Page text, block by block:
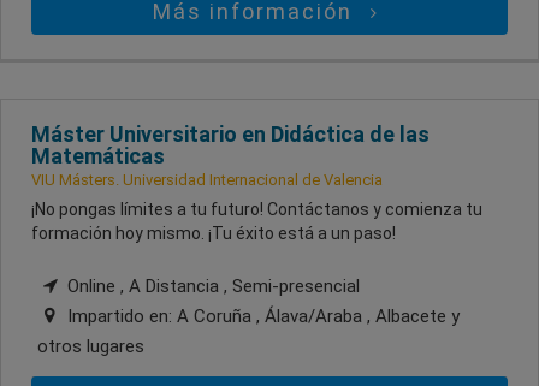
Más información
Máster Universitario en Didáctica de las
Matemáticas
VIU Másters. Universidad Internacional de Valencia
¡No pongas límites a tu futuro! Contáctanos y comienza tu
formación hoy mismo. ¡Tu éxito está a un paso!
Online , A Distancia , Semi-presencial
Impartido en: A Coruña , Álava/Araba , Albacete y
otros lugares